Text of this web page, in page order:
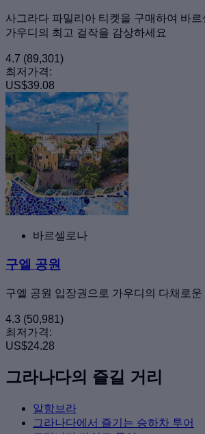
사그라다 파밀리아 티켓을 구매하여 바르
가우디의 최고 걸작을 감상하세요
4.7 (89,301)
최저가격:
US$39.08
바르셀로나
구엘 공원
구엘 공원 입장권으로 가우디의 다채로
4.3 (50,981)
최저가격:
US$24.28
그라나다의 즐길 거리
알함브라
그라나다에서 즐기는 승하차 투어